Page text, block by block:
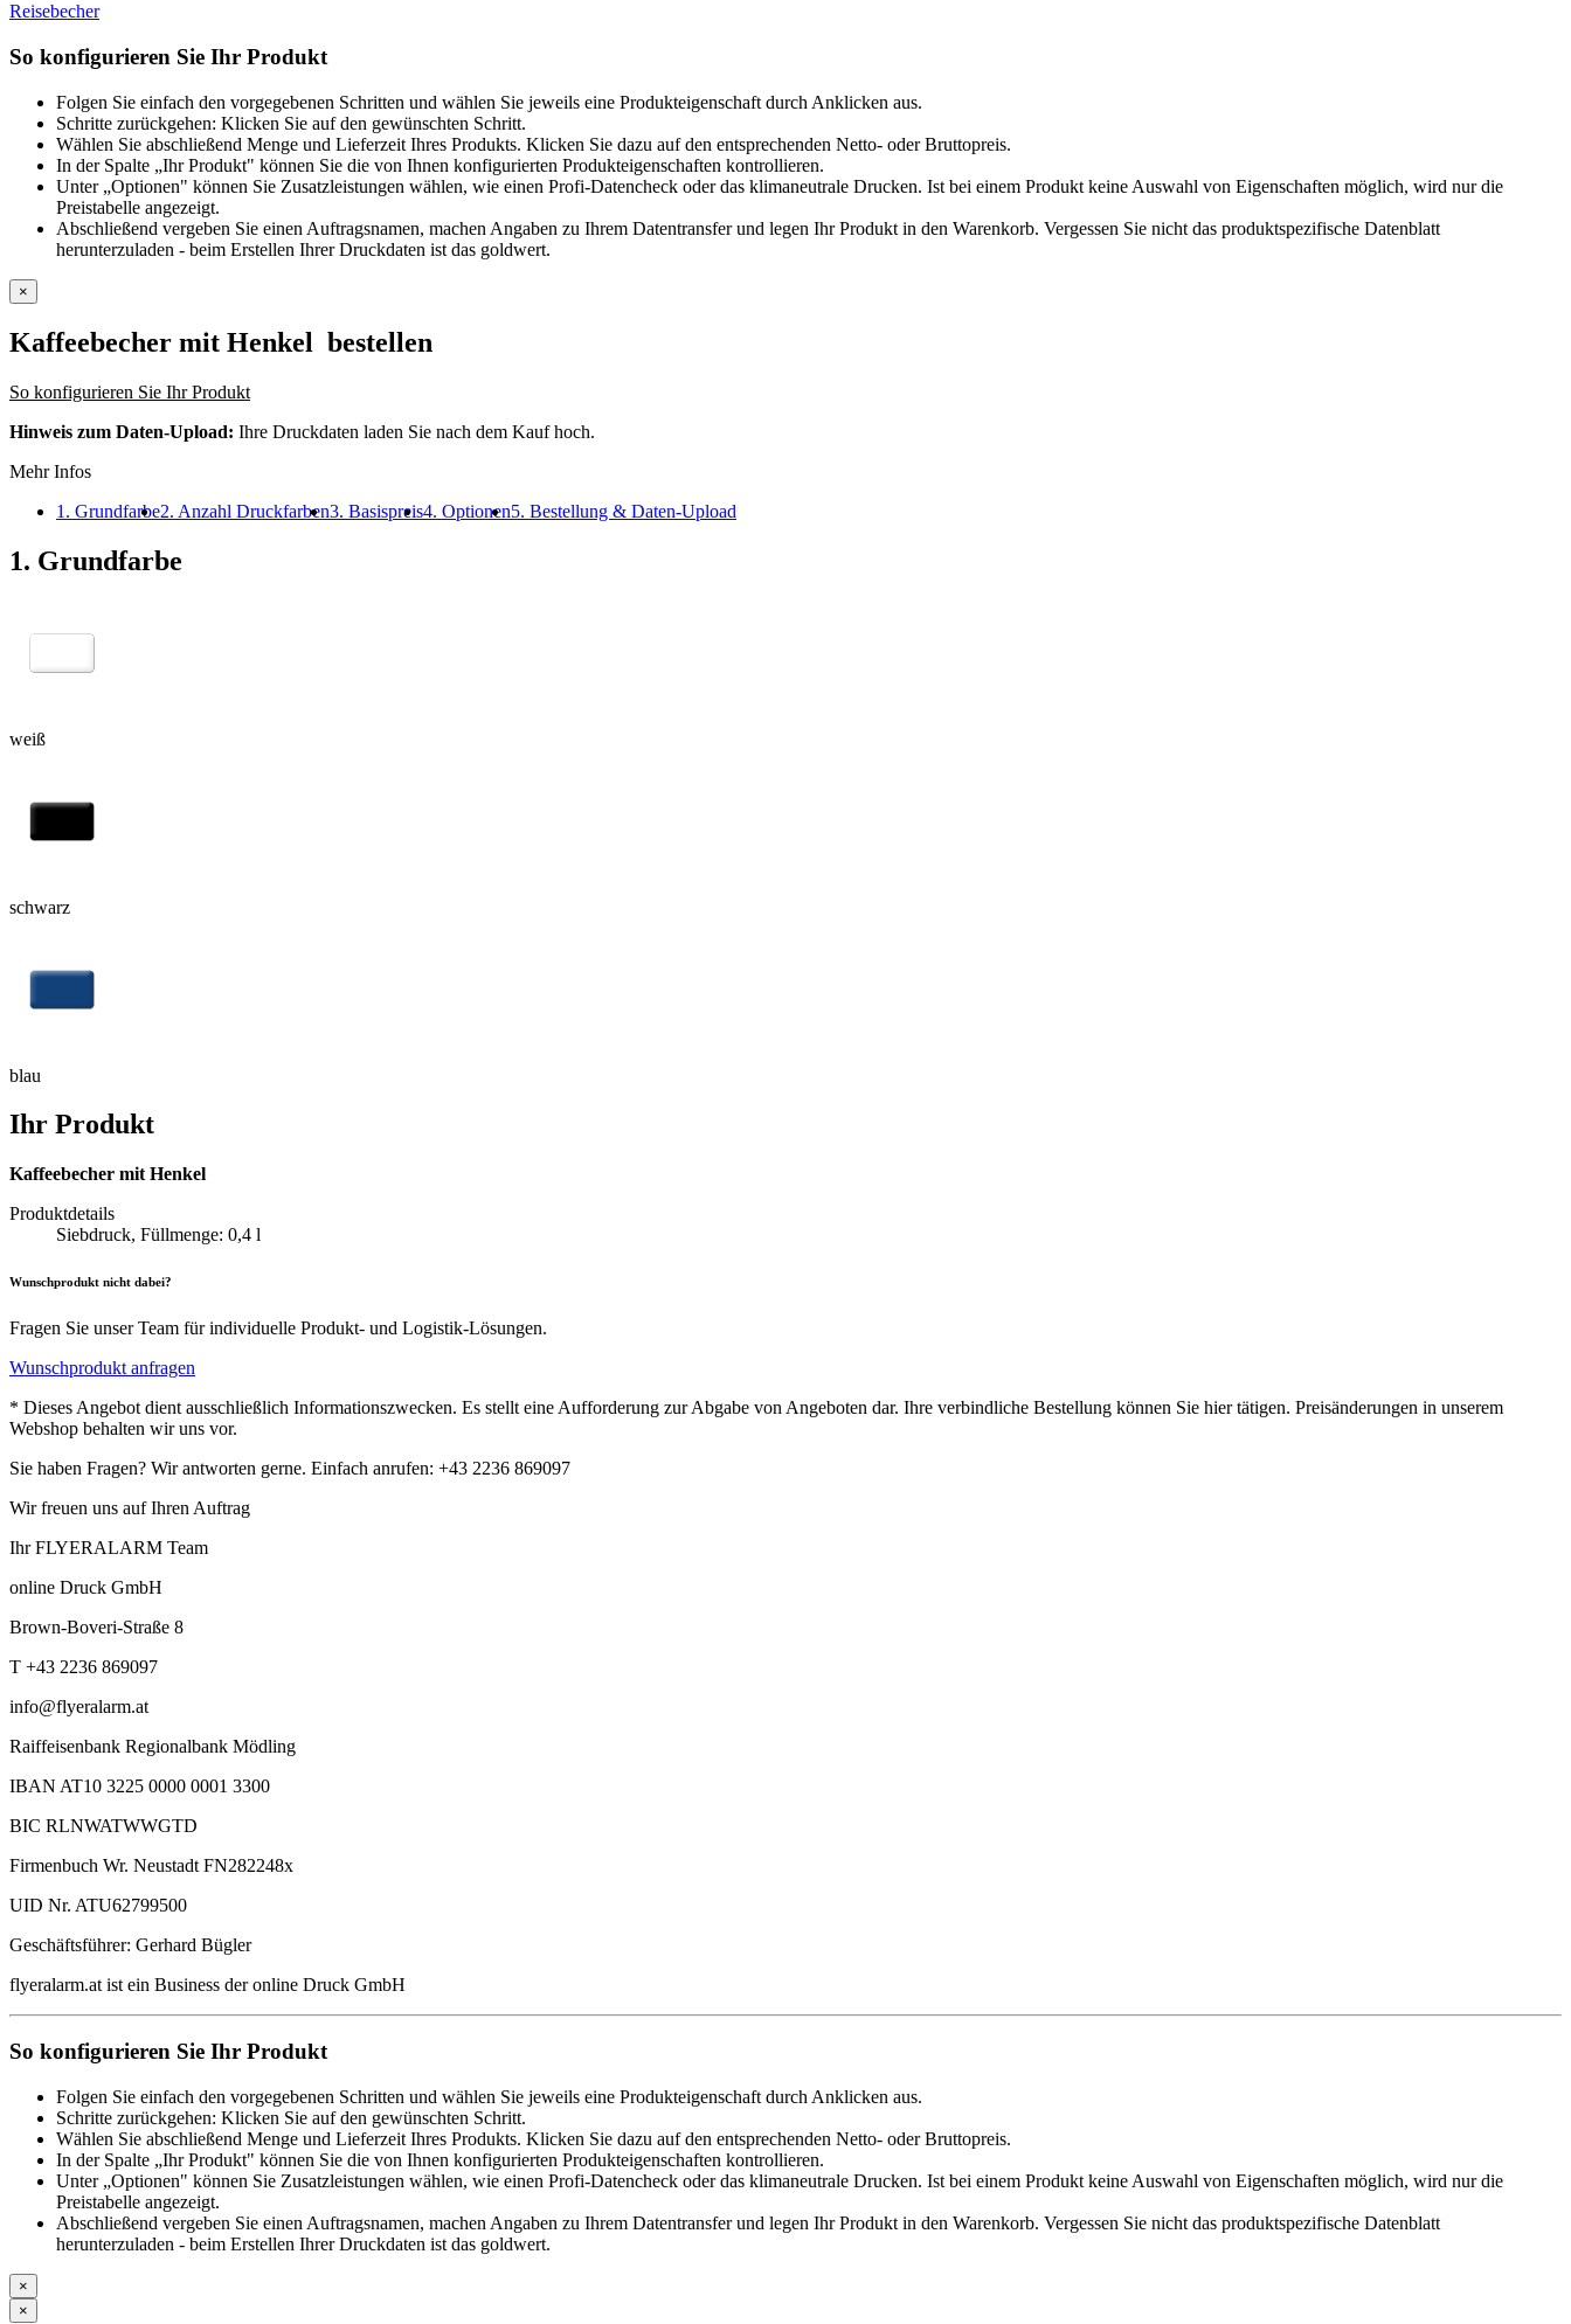
Reisebecher
So konfigurieren Sie Ihr Produkt
Folgen Sie einfach den vorgegebenen Schritten und wählen Sie jeweils eine Produkteigenschaft durch Anklicken aus.
Schritte zurückgehen: Klicken Sie auf den gewünschten Schritt.
Wählen Sie abschließend Menge und Lieferzeit Ihres Produkts. Klicken Sie dazu auf den entsprechenden Netto- oder Bruttopreis.
In der Spalte „Ihr Produkt" können Sie die von Ihnen konfigurierten Produkteigenschaften kontrollieren.
Unter „Optionen" können Sie Zusatzleistungen wählen, wie einen Profi-Datencheck oder das klimaneutrale Drucken. Ist bei einem Produkt keine Auswahl von Eigenschaften möglich, wird nur die
Preistabelle angezeigt.
Abschließend vergeben Sie einen Auftragsnamen, machen Angaben zu Ihrem Datentransfer und legen Ihr Produkt in den Warenkorb. Vergessen Sie nicht das produktspezifische Datenblatt
herunterzuladen - beim Erstellen Ihrer Druckdaten ist das goldwert.
×
Kaffeebecher mit Henkel bestellen
So konfigurieren Sie Ihr Produkt
Hinweis zum Daten-Upload: Ihre Druckdaten laden Sie nach dem Kauf hoch.
Mehr Infos
1. Grundfarbe2. Anzahl Druckfarben3. Basispreis4. Optionen5. Bestellung & Daten-Upload
1. Grundfarbe
weiß
schwarz
blau
Ihr Produkt
Kaffeebecher mit Henkel
Produktdetails
Siebdruck, Füllmenge: 0,4 l
Wunschprodukt nicht dabei?
Fragen Sie unser Team für individuelle Produkt- und Logistik-Lösungen.
Wunschprodukt anfragen
* Dieses Angebot dient ausschließlich Informationszwecken. Es stellt eine Aufforderung zur Abgabe von Angeboten dar. Ihre verbindliche Bestellung können Sie hier tätigen. Preisänderungen in unserem
Webshop behalten wir uns vor.
Sie haben Fragen? Wir antworten gerne. Einfach anrufen: +43 2236 869097
Wir freuen uns auf Ihren Auftrag
Ihr FLYERALARM Team
online Druck GmbH
Brown-Boveri-Straße 8
T +43 2236 869097
info@flyeralarm.at
Raiffeisenbank Regionalbank Mödling
IBAN AT10 3225 0000 0001 3300
BIC RLNWATWWGTD
Firmenbuch Wr. Neustadt FN282248x
UID Nr. ATU62799500
Geschäftsführer: Gerhard Bügler
flyeralarm.at ist ein Business der online Druck GmbH
So konfigurieren Sie Ihr Produkt
Folgen Sie einfach den vorgegebenen Schritten und wählen Sie jeweils eine Produkteigenschaft durch Anklicken aus.
Schritte zurückgehen: Klicken Sie auf den gewünschten Schritt.
Wählen Sie abschließend Menge und Lieferzeit Ihres Produkts. Klicken Sie dazu auf den entsprechenden Netto- oder Bruttopreis.
In der Spalte „Ihr Produkt" können Sie die von Ihnen konfigurierten Produkteigenschaften kontrollieren.
Unter „Optionen" können Sie Zusatzleistungen wählen, wie einen Profi-Datencheck oder das klimaneutrale Drucken. Ist bei einem Produkt keine Auswahl von Eigenschaften möglich, wird nur die
Preistabelle angezeigt.
Abschließend vergeben Sie einen Auftragsnamen, machen Angaben zu Ihrem Datentransfer und legen Ihr Produkt in den Warenkorb. Vergessen Sie nicht das produktspezifische Datenblatt
herunterzuladen - beim Erstellen Ihrer Druckdaten ist das goldwert.
×
×